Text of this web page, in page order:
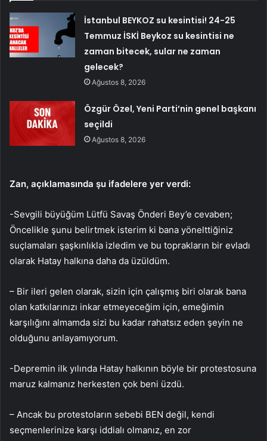
İstanbul BEYKOZ su kesintisi! 24-25
Temmuz İSKİ Beykoz su kesintisi ne
zaman bitecek, sular ne zaman
gelecek?
Ağustos 8, 2026
Özgür Özel, Yeni Parti’nin genel başkanı
seçildi
Ağustos 8, 2026
Zan, açıklamasında şu ifadelere yer verdi:
-Sevgili büyüğüm Lütfü Savaş Önderi Bey’e cevaben;
Öncelikle şunu belirtmek isterim ki bana yönelttiğiniz
suçlamaları şaşkınlıkla izledim ve bu toprakların bir evladı
olarak Hatay halkına daha da üzüldüm.
– Bir ileri gelen olarak, sizin için çalışmış biri olarak bana
olan katkılarınızı inkar etmeyeceğim için, emeğimin
karşılığını almamda sizi bu kadar rahatsız eden şeyin ne
olduğunu anlayamıyorum.
-Depremin ilk yılında Hatay halkının böyle bir protestosuna
maruz kalmanız herkesten çok beni üzdü.
– Ancak bu protestoların sebebi BEN değil, kendi
seçmenlerinize karşı iddialı olmanız, en zor